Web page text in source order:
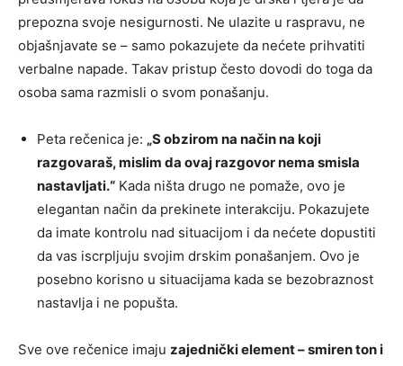
prepozna svoje nesigurnosti. Ne ulazite u raspravu, ne
objašnjavate se – samo pokazujete da nećete prihvatiti
verbalne napade. Takav pristup često dovodi do toga da
osoba sama razmisli o svom ponašanju.
Peta rečenica je: „S obzirom na način na koji
razgovaraš, mislim da ovaj razgovor nema smisla
nastavljati.“ Kada ništa drugo ne pomaže, ovo je
elegantan način da prekinete interakciju. Pokazujete
da imate kontrolu nad situacijom i da nećete dopustiti
da vas iscrpljuju svojim drskim ponašanjem. Ovo je
posebno korisno u situacijama kada se bezobraznost
nastavlja i ne popušta.
Sve ove rečenice imaju zajednički element – smiren ton i